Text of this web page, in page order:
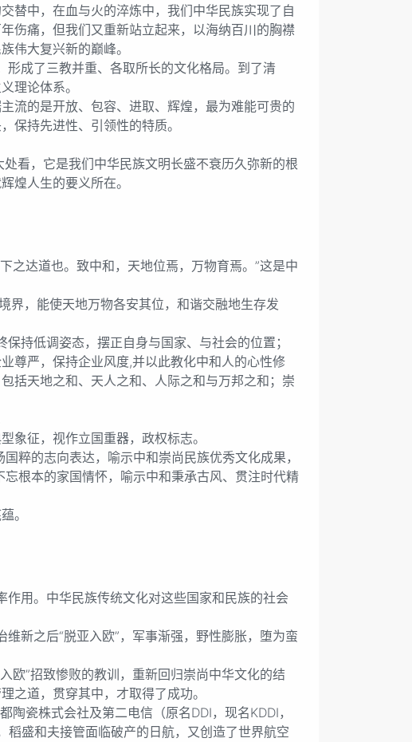
替中，在血与火的淬炼中，我们中华民族实现了自
伤痛，但我们又重新站立起来，以海纳百川的胸襟
伟大复兴新的巅峰。
成了三教并重、各取所长的文化格局。到了清
理论体系。
流的是开放、包容、进取、辉煌，最为难能可贵的
保持先进性、引领性的特质。
看，它是我们中华民族文明长盛不衰历久弥新的根
煌人生的要义所在。
达道也。致中和，天地位焉，万物育焉。”这是中
，能使天地万物各安其位，和谐交融地生存发
低调姿态，摆正自身与国家、与社会的位置；
尊严，保持企业风度,并以此教化中和人的心性修
括天地之和、天人之和、人际之和与万邦之和；崇
象征，视作立国重器，政权标志。
粹的志向表达，喻示中和崇尚民族优秀文化成果，
根本的家国情怀，喻示中和秉承古风、贯注时代精
。
用。中华民族传统文化对这些国家和民族的社会
之后“脱亚入欧”，军事渐强，野性膨胀，堕为蛮
”招致惨败的教训，重新回归崇尚中华文化的结
之道，贯穿其中，才取得了成功。
瓷株式会社及第二电信（原名DDI，现名KDDI，
盛和夫接管面临破产的日航，又创造了世界航空